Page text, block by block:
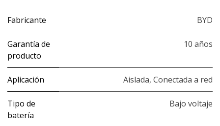
Fabricante BYD
Garantía de
producto
10 años
Aplicación Aislada, Conectada a red
Tipo de
batería
Bajo voltaje